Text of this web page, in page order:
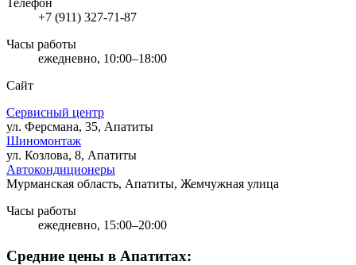
+7 (911) 327-71-87
Часы работы
ежедневно, 10:00–18:00
Сайт
Сервисный центр
ул. Ферсмана, 35, Апатиты
Шиномонтаж
ул. Козлова, 8, Апатиты
Автокондиционеры
Мурманская область, Апатиты, Жемчужная улица
Часы работы
ежедневно, 15:00–20:00
Средние цены в Апатитах: